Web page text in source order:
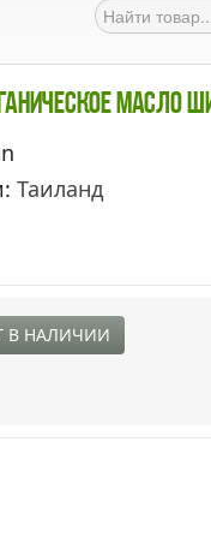
Масло
Таиланд
В НАЛИЧИИ